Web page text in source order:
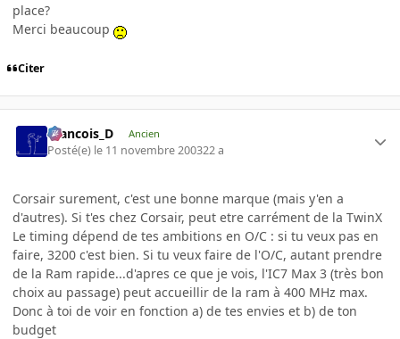
place?
Merci beaucoup
Citer
Francois_D Ancien
Posté(e) le 11 novembre 200322 a
Corsair surement, c'est une bonne marque (mais y'en a
d'autres). Si t'es chez Corsair, peut etre carrément de la TwinX
Le timing dépend de tes ambitions en O/C : si tu veux pas en
faire, 3200 c'est bien. Si tu veux faire de l'O/C, autant prendre
de la Ram rapide...d'apres ce que je vois, l'IC7 Max 3 (très bon
choix au passage) peut accueillir de la ram à 400 MHz max.
Donc à toi de voir en fonction a) de tes envies et b) de ton
budget